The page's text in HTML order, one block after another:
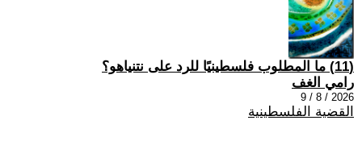
(11) ما المطلوب فلسطينيًا للرد على نتنياهو؟
رامي الغف
2026 / 8 / 9
القضية الفلسطينية